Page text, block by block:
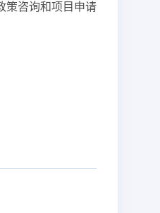
策咨询和项目申请